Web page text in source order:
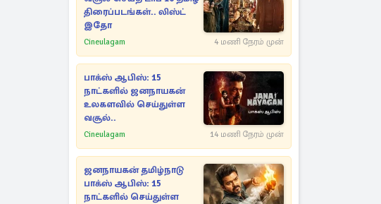
திரைப்படங்கள்.. லிஸ்ட்
இதோ
Cineulagam 4 மணி நேரம் முன்
பாக்ஸ் ஆபிஸ்: 15
நாட்களில் ஜனநாயகன்
உலகளவில் செய்துள்ள
வசூல்..
Cineulagam 14 மணி நேரம் முன்
ஜனநாயகன் தமிழ்நாடு
பாக்ஸ் ஆபிஸ்: 15
நாட்களில் செய்துள்ள